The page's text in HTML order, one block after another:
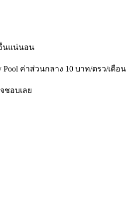
นแน่นอน
ค่าส่วนกลาง 10 บาท/ตรว/เดือน
ชอบเลย